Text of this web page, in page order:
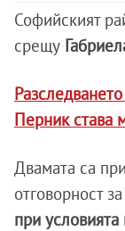
Софийският
срещу
Перник става
Двамата са
отговорност
при